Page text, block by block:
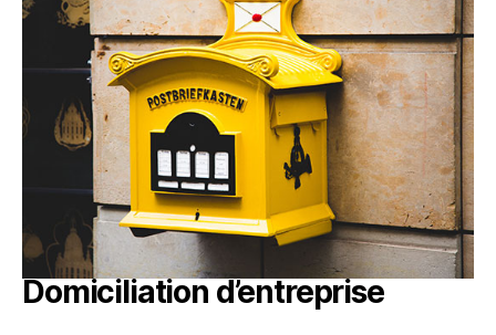
Domiciliation d’entreprise